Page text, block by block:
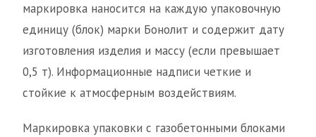
маркировка наносится на каждую упаковочную
единицу (блок) марки Бонолит и содержит дату
изготовления изделия и массу (если превышает
0,5 т). Информационные надписи четкие и
стойкие к атмосферным воздействиям.
Маркировка упаковки с газобетонными блоками